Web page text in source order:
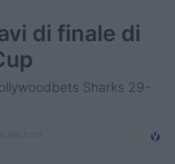
di finale di
Sharks 29-